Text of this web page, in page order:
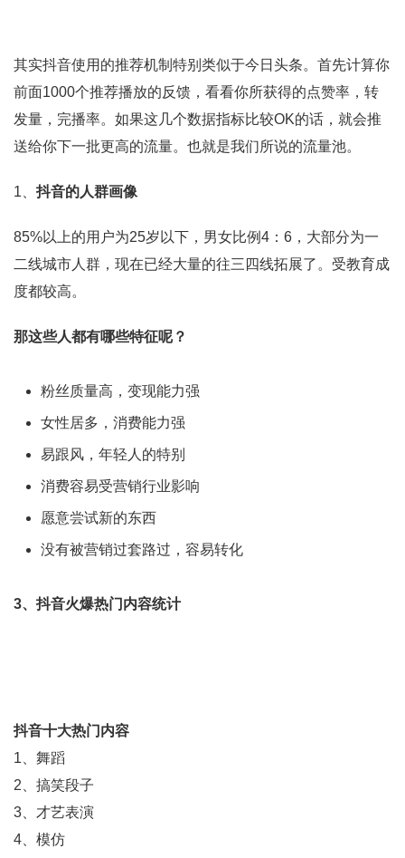
其实抖音使用的推荐机制特别类似于今日头条。首先计算你
前面1000个推荐播放的反馈，看看你所获得的点赞率，转
发量，完播率。如果这几个数据指标比较OK的话，就会推
送给你下一批更高的流量。也就是我们所说的流量池。
1、 抖音的人群画像
85%以上的用户为25岁以下，男女比例4：6，大部分为一
二线城市人群，现在已经大量的往三四线拓展了。受教育成
度都较高。
那这些人都有哪些特征呢？
粉丝质量高，变现能力强
女性居多，消费能力强
易跟风，年轻人的特别
消费容易受营销行业影响
愿意尝试新的东西
没有被营销过套路过，容易转化
3、抖音火爆热门内容统计
抖音十大热门内容
1、舞蹈
2、搞笑段子
3、才艺表演
4、模仿